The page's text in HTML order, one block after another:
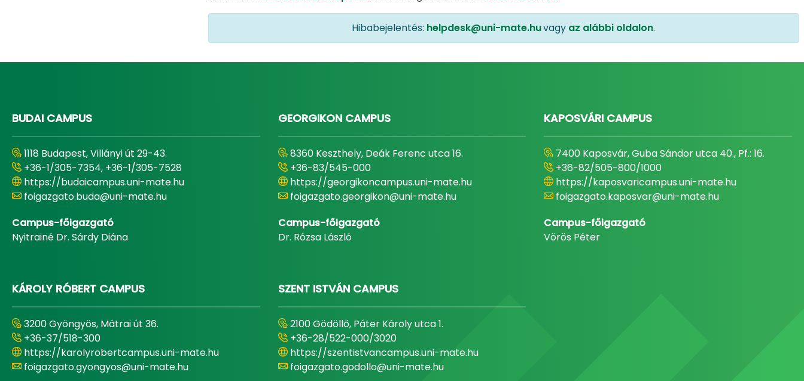
Hibabejelentés: helpdesk@uni-mate.huvagy az alábbi oldalon.
BUDAI CAMPUS
1118 Budapest, Villányi út 29-43.
+36-1/305-7354, +36-1/305-7528
https://budaicampus.uni-mate.hu
foigazgato.buda@uni-mate.hu
Campus-főigazgató
Nyitrainé Dr. Sárdy Diána
GEORGIKON CAMPUS
8360 Keszthely, Deák Ferenc utca 16.
+36-83/545-000
https://georgikoncampus.uni-mate.hu
foigazgato.georgikon@uni-mate.hu
Campus-főigazgató
Dr. Rózsa László
KAPOSVÁRI CAMPUS
7400 Kaposvár, Guba Sándor utca 40., Pf.: 16.
+36-82/505-800/1000
https://kaposvaricampus.uni-mate.hu
foigazgato.kaposvar@uni-mate.hu
Campus-főigazgató
Vörös Péter
KÁROLY RÓBERT CAMPUS
3200 Gyöngyös, Mátrai út 36.
+36-37/518-300
https://karolyrobertcampus.uni-mate.hu
foigazgato.gyongyos@uni-mate.hu
SZENT ISTVÁN CAMPUS
2100 Gödöllő, Páter Károly utca 1.
+36-28/522-000/3020
https://szentistvancampus.uni-mate.hu
foigazgato.godollo@uni-mate.hu